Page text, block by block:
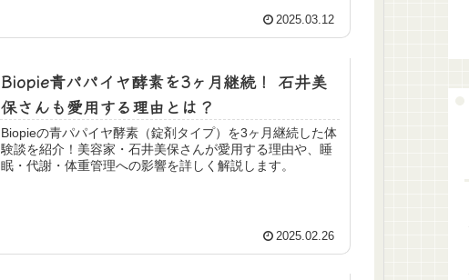
2025.03.12
Biopie青パパイヤ酵素を3ヶ月継続！ 石井美
保さんも愛用する理由とは？
Biopieの青パパイヤ酵素（錠剤タイプ）を3ヶ月継続した体
験談を紹介！美容家・石井美保さんが愛用する理由や、睡
眠・代謝・体重管理への影響を詳しく解説します。
2025.02.26